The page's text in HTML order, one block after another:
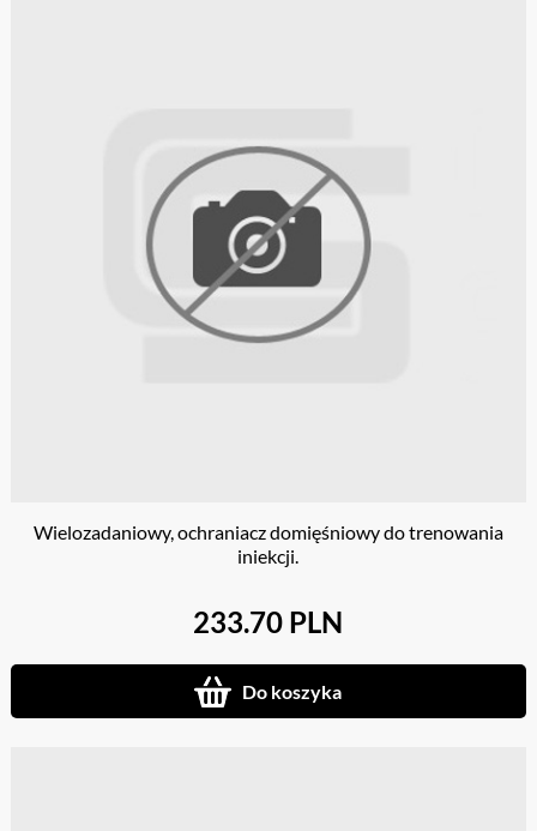
Wielozadaniowy, ochraniacz domięśniowy do trenowania
iniekcji.
233.70 PLN
Do koszyka